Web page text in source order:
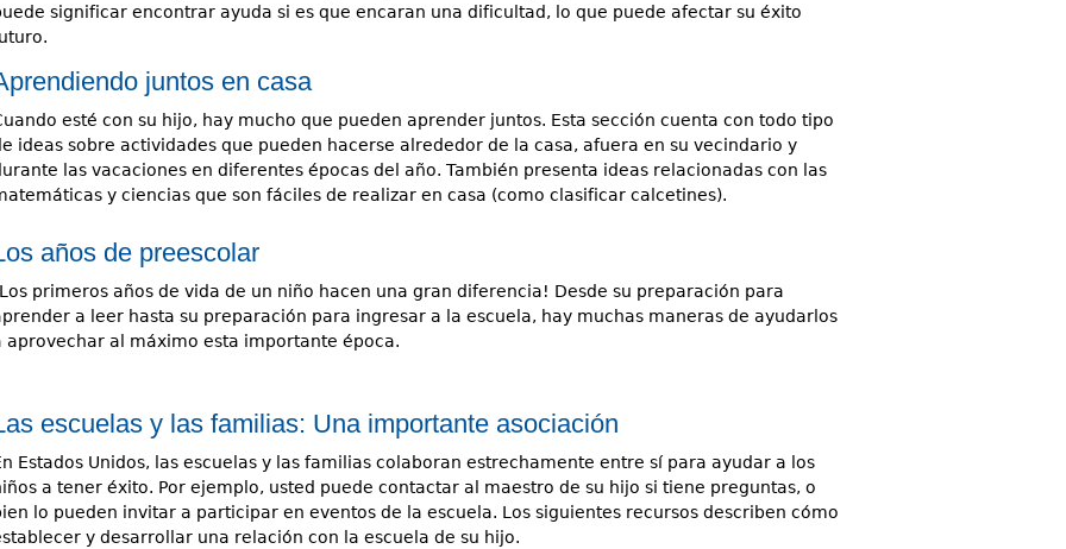
significar encontrar ayuda si es que encaran una dificultad, lo que puede afectar su éxito
juntos en casa
esté con su hijo, hay mucho que pueden aprender juntos. Esta sección cuenta con todo tipo
ideas sobre actividades que pueden hacerse alrededor de la casa, afuera en su vecindario y
las vacaciones en diferentes épocas del año. También presenta ideas relacionadas con las
y ciencias que son fáciles de realizar en casa (como clasificar calcetines).
años de preescolar
primeros años de vida de un niño hacen una gran diferencia! Desde su preparación para
a leer hasta su preparación para ingresar a la escuela, hay muchas maneras de ayudarlos
aprovechar al máximo esta importante época.
escuelas y las familias: Una importante asociación
Estados Unidos, las escuelas y las familias colaboran estrechamente entre sí para ayudar a los
a tener éxito. Por ejemplo, usted puede contactar al maestro de su hijo si tiene preguntas, o
lo pueden invitar a participar en eventos de la escuela. Los siguientes recursos describen cómo
y desarrollar una relación con la escuela de su hijo.